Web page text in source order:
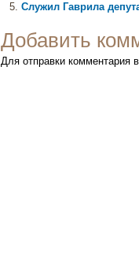
Служил Гаврила
Добавить
Для отправки комментария